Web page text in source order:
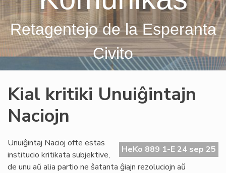
Retagentejo de la Esperanta
Civito
Kial kritiki Unuiĝintajn
Naciojn
HeKo 889 1-E 24 sep 25
Unuiĝintaj Nacioj ofte estas
institucio kritikata subjektive,
de unu aŭ alia partio ne ŝatanta ĝiajn rezoluciojn aŭ